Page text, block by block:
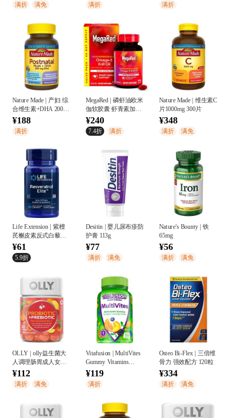
满折 满免 满折 满折
Nature Made | 产妇 综
合维生素+DHA 200
mg
¥188
满折
MegaRed | 磷虾油欧米
伽软胶囊 虾青素加强
版 500mg 80粒
¥240
7.4折 满折
Nature Made | 维生素C
片1000mg 300片
¥348
满折 满免
Life Extension | 紫檀
芪槲皮素反式白藜芦
醇延缓衰老氧化
¥61
5.9折
Desitin | 婴儿尿布疹防
护膏 113g
¥77
满折 满免
Nature's Bounty | 铁
65mg
¥56
满折 满免
OLLY | olly益生菌大
人调理肠胃成人女性
益生元软糖美国30粒
¥112
满折 满免
Vitafusion | MultiVites
Gummy Vitamins
Natural Berry, Peach &
¥119
满折
Osteo Bi-Flex | 三倍维
骨力 强效配方 120粒
¥334
满折 满免